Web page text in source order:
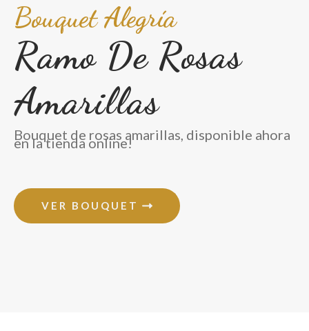
Bouquet Alegría
Ramo De Rosas
Amarillas
Bouquet de rosas amarillas, disponible ahora
en la tienda online!
VER BOUQUET